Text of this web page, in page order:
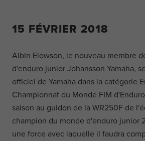
15 FÉVRIER 2018
Albin Elowson, le nouveau membre
d'enduro junior Johansson Yamaha,
officiel de Yamaha dans la catégorie
Championnat du Monde FIM
saison au guidon de la WR250F de
champion du monde d'enduro junior
une force avec laquelle il faudra